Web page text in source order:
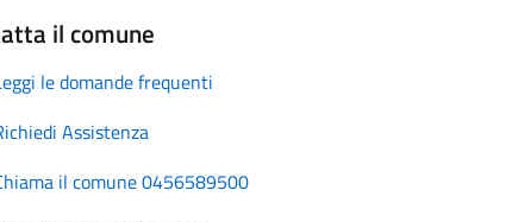
il comune
le domande frequenti
Assistenza
il comune 0456589500